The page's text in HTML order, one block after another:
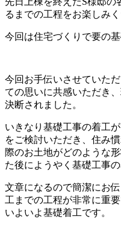
るまでの工程をお楽しみく
今回は住宅づくりで要の基
今回お手伝いさせていた
ての思いに共感いただき
決断されました。
いきなり基礎工事の着工
をご検討いただき、住み
際のお土地がどのような
た後にようやく基礎工事の
文章になるので簡潔にお
工までの工程が非常に重
いよいよ基礎着工です。